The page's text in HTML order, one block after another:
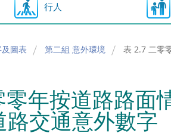
行人
圖表 第二組 意外環境
表 2.7 二零
年按道路路面
交通意外數字